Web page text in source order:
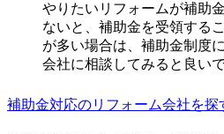
やりたいリフォームが補助
ないと、補助金を受領する
が多い場合は、補助金制度
会社に相談してみると良いで
補助金対応のリフォーム会社を探